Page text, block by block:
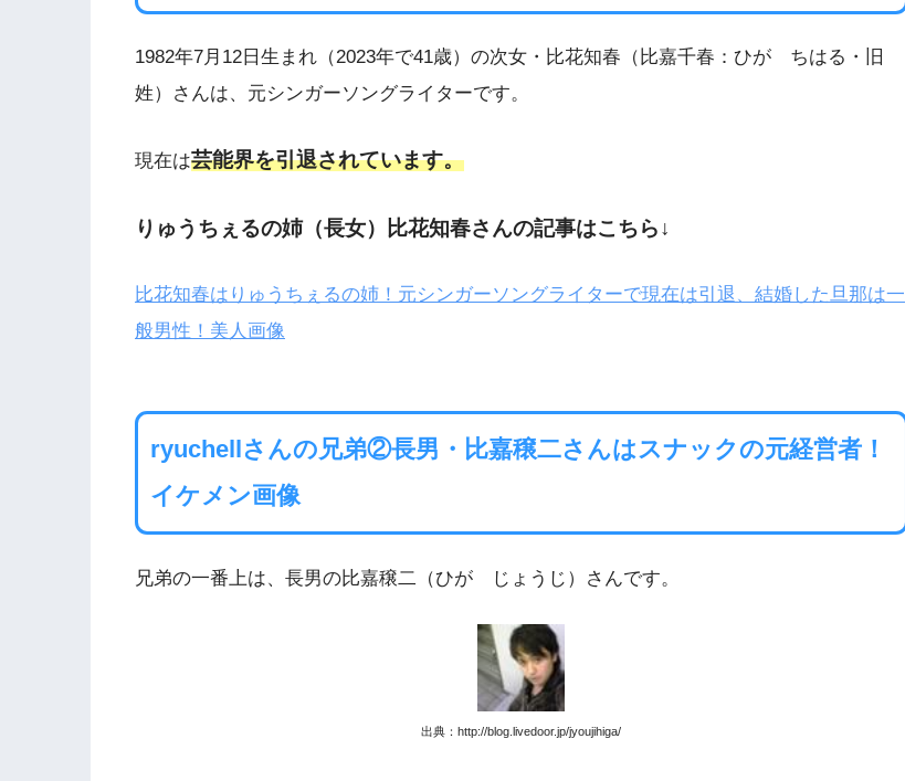
1982年7月12日生まれ（2023年で41歳）の次女・比花知春（比嘉千春：ひが ちはる・旧
姓）さんは、元シンガーソングライターです。
現在は芸能界を引退されています。
りゅうちぇるの姉（長女）比花知春さんの記事はこちら↓
比花知春はりゅうちぇるの姉！元シンガーソングライターで現在は引退、結婚した旦那は一
般男性！美人画像
ryuchellさんの兄弟②長男・比嘉穣二さんはスナックの元経営者！
イケメン画像
兄弟の一番上は、長男の比嘉穣二（ひが じょうじ）さんです。
出典：http://blog.livedoor.jp/jyoujihiga/